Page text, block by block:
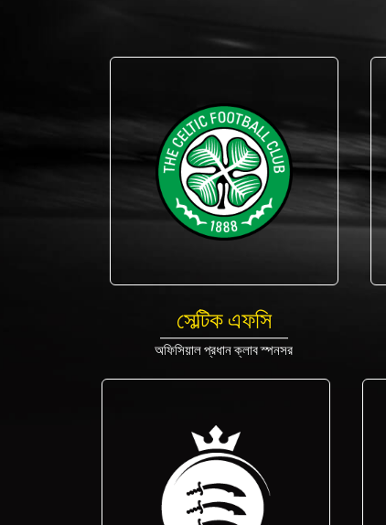
সেল্টিক এফসি
অফিসিয়াল প্রধান ক্লাব স্পনসর